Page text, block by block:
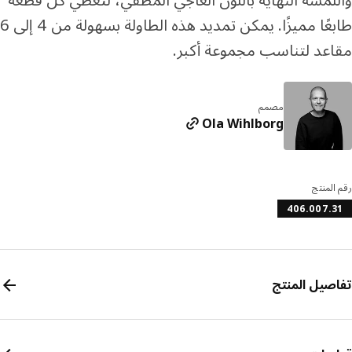
طابعًا مميزًا. يمكن تمديد هذه الطاولة بسهولة من 4 إلى 6
لتناسب مجموعة أكبر.
مصمم
Ola Wihlborg
المنتج